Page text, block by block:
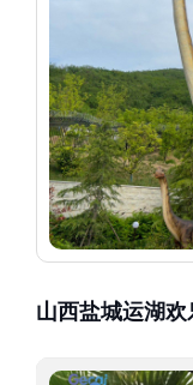
山西盐城运湖欢